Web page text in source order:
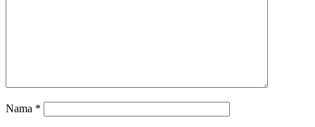
Nama *